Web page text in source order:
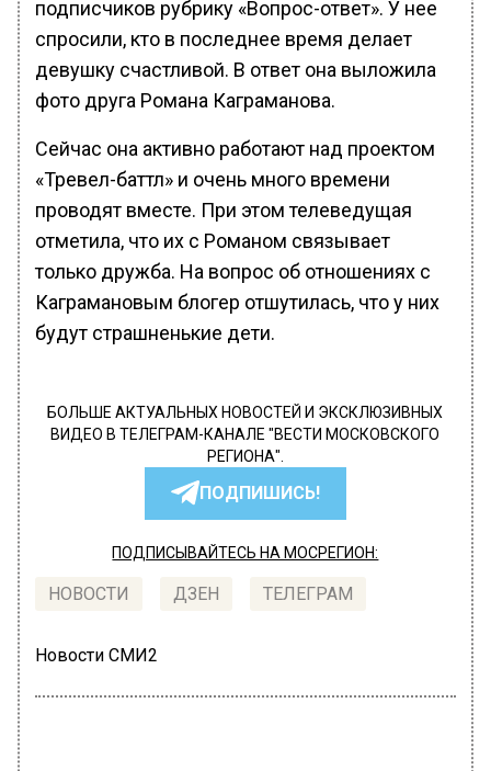
подписчиков рубрику «Вопрос-ответ». У нее
спросили, кто в последнее время делает
девушку счастливой. В ответ она выложила
фото друга Романа Каграманова.
Сейчас она активно работают над проектом
«Тревел-баттл» и очень много времени
проводят вместе. При этом телеведущая
отметила, что их с Романом связывает
только дружба. На вопрос об отношениях с
Каграмановым блогер отшутилась, что у них
будут страшненькие дети.
БОЛЬШЕ АКТУАЛЬНЫХ НОВОСТЕЙ И ЭКСКЛЮЗИВНЫХ
ВИДЕО В ТЕЛЕГРАМ-КАНАЛЕ "ВЕСТИ МОСКОВСКОГО
РЕГИОНА".
ПОДПИШИСЬ!
ПОДПИСЫВАЙТЕСЬ НА МОСРЕГИОН:
НОВОСТИ ДЗЕН ТЕЛЕГРАМ
Новости СМИ2